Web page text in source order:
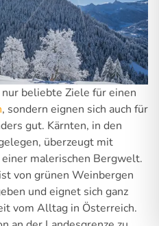
beliebte Ziele für einen
, sondern eignen sich auch für
gut. Kärnten, in den
überzeugt mit
malerischen Bergwelt.
von grünen Weinbergen
und eignet sich ganz
vom Alltag in Österreich.